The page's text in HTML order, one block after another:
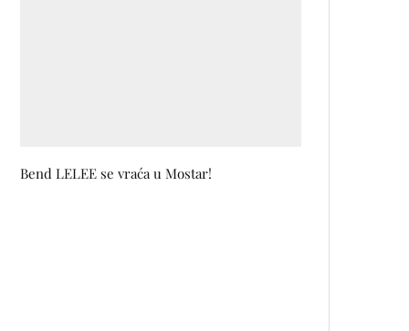
Bend LELEE se vraća u Mostar!